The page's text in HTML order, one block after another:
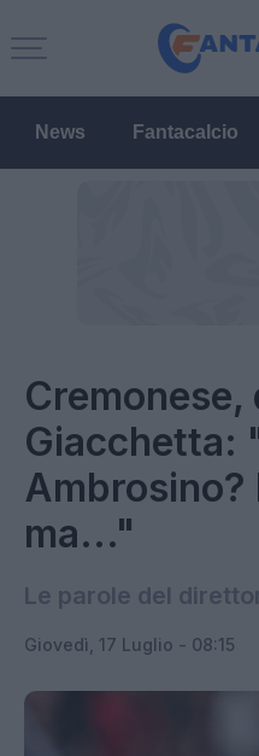
News Fantacalcio
Cremonese,
Giacchetta:
Ambrosino?
ma..."
Le parole del
Giovedì, 17 Luglio - 08:15